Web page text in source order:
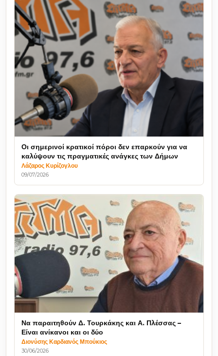
Οι σημερινοί κρατικοί πόροι δεν επαρκούν για να
καλύψουν τις πραγματικές ανάγκες των Δήμων
Λάζαρος Κυρίζογλου
09/07/2026
Να παραιτηθούν Δ. Τουρκάκης και Α. Πλέσσας –
Είναι ανίκανοι και οι δύο
Διονύσης Καρδιανός Μπούκιος
30/06/2026